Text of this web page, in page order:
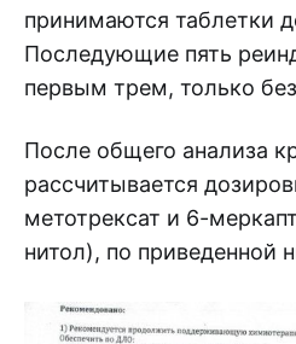
принимаются таблетки
Последующие пять
первым трем, только
После общего анализа
рассчитывается
метотрексат и 6-
нитол), по приведенной